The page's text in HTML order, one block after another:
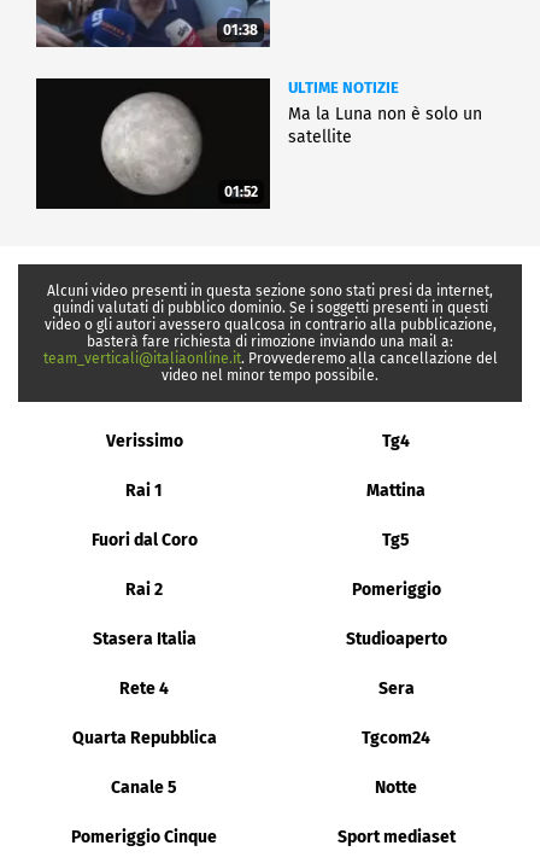
01:38
01:52
ULTIME NOTIZIE
Ma la Luna non è solo un
satellite
Alcuni video presenti in questa sezione sono stati presi da internet,
quindi valutati di pubblico dominio. Se i soggetti presenti in questi
video o gli autori avessero qualcosa in contrario alla pubblicazione,
basterà fare richiesta di rimozione inviando una mail a:
team_verticali@italiaonline.it. Provvederemo alla cancellazione del
video nel minor tempo possibile.
Verissimo Tg4
Rai 1 Mattina
Fuori dal Coro Tg5
Rai 2 Pomeriggio
Stasera Italia Studioaperto
Rete 4 Sera
Quarta Repubblica Tgcom24
Canale 5 Notte
Pomeriggio Cinque Sport mediaset